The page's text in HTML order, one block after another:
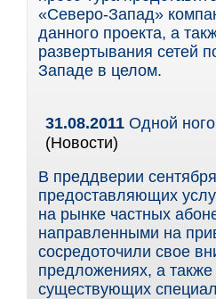
«Северо-Запад»
данного проекта, а
развертывания сетей
Западе в целом.
31.08.2011 Одной
(Новости)
В преддверии
предоставляющих
на рынке частных
направленными на
сосредоточили свое
предложениях, а
существующих